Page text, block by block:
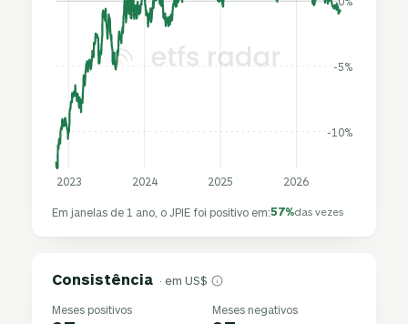
-10%
-5%
2023 2024 2025 2026
Em janelas de 1 ano, o JPIE foi positivo em:57%das vezes
Consistência · em US$
Meses positivos Meses negativos